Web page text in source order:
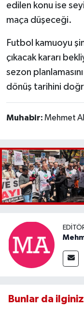
edilen konu ise
maça düşeceği.
Futbol kamuoyu
çıkacak kararı
sezon
dönüş tarihini
Muhabir: Mehmet
Bunlar da